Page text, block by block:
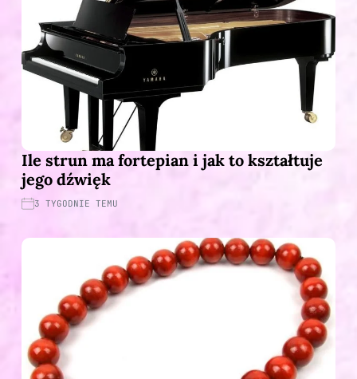
Ile strun ma fortepian i jak to kształtuje
jego dźwięk
3 TYGODNIE TEMU